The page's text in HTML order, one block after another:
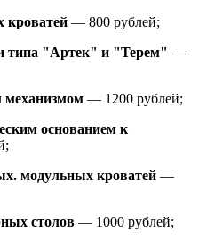
кроватей — 800 рублей;
типа "Артек" и "Терем" —
механизмом — 1200 рублей;
основанием к
модульных кроватей —
столов — 1000 рублей;